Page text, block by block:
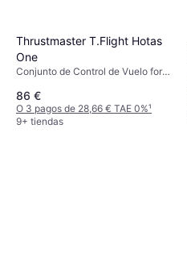
Thrustmaster T.Flight Hotas
One
Conjunto de Control de Vuelo for
86 €
O 3 pagos de 28,66 € TAE 0%¹
9+ tiendas